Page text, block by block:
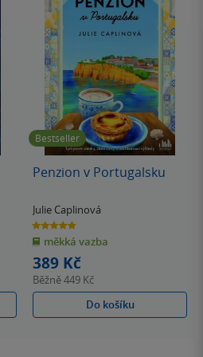
Bestseller
Penzion v Portugalsku
Julie Caplinová
4.8
z
5
hvězdiček
měkká vazba
389 Kč
Běžně449 Kč
Do košíku